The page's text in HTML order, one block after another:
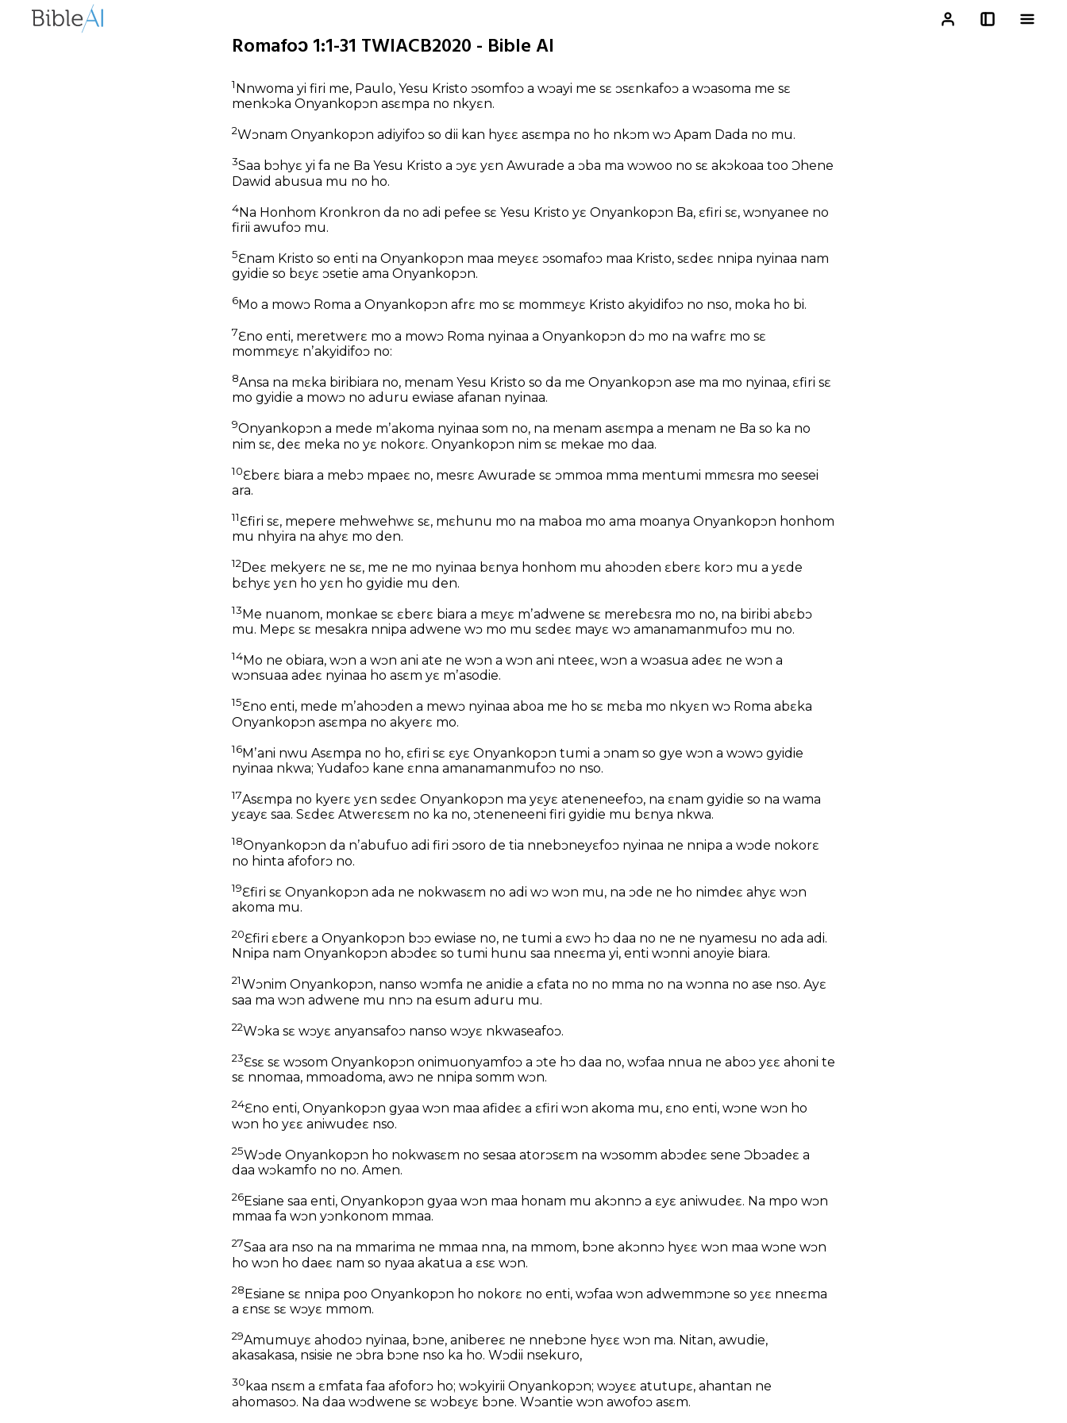
Romafoɔ 1:1-31 TWIACB2020 - Bible AI
1Nnwoma yi firi me, Paulo, Yesu Kristo ɔsomfoɔ a wɔayi me sɛ ɔsɛnkafoɔ a wɔasoma me sɛ
menkɔka Onyankopɔn asɛmpa no nkyɛn.
2Wɔnam Onyankopɔn adiyifoɔ so dii kan hyɛɛ asɛmpa no ho nkɔm wɔ Apam Dada no mu.
3Saa bɔhyɛ yi fa ne Ba Yesu Kristo a ɔyɛ yɛn Awurade a ɔba ma wɔwoo no sɛ akɔkoaa too Ɔhene
Dawid abusua mu no ho.
4Na Honhom Kronkron da no adi pefee sɛ Yesu Kristo yɛ Onyankopɔn Ba, ɛfiri sɛ, wɔnyanee no
firii awufoɔ mu.
5Ɛnam Kristo so enti na Onyankopɔn maa meyɛɛ ɔsomafoɔ maa Kristo, sɛdeɛ nnipa nyinaa nam
gyidie so bɛyɛ ɔsetie ama Onyankopɔn.
6Mo a mowɔ Roma a Onyankopɔn afrɛ mo sɛ mommɛyɛ Kristo akyidifoɔ no nso, moka ho bi.
7Ɛno enti, meretwerɛ mo a mowɔ Roma nyinaa a Onyankopɔn dɔ mo na wafrɛ mo sɛ
mommɛyɛ nʼakyidifoɔ no:
8Ansa na mɛka biribiara no, menam Yesu Kristo so da me Onyankopɔn ase ma mo nyinaa, ɛfiri sɛ
mo gyidie a mowɔ no aduru ewiase afanan nyinaa.
9Onyankopɔn a mede mʼakoma nyinaa som no, na menam asɛmpa a menam ne Ba so ka no
nim sɛ, deɛ meka no yɛ nokorɛ. Onyankopɔn nim sɛ mekae mo daa.
10Ɛberɛ biara a mebɔ mpaeɛ no, mesrɛ Awurade sɛ ɔmmoa mma mentumi mmɛsra mo seesei
ara.
11Ɛfiri sɛ, mepere mehwehwɛ sɛ, mɛhunu mo na maboa mo ama moanya Onyankopɔn honhom
mu nhyira na ahyɛ mo den.
12Deɛ mekyerɛ ne sɛ, me ne mo nyinaa bɛnya honhom mu ahoɔden ɛberɛ korɔ mu a yɛde
bɛhyɛ yɛn ho yɛn ho gyidie mu den.
13Me nuanom, monkae sɛ ɛberɛ biara a mɛyɛ mʼadwene sɛ merebɛsra mo no, na biribi abɛbɔ
mu. Mepɛ sɛ mesakra nnipa adwene wɔ mo mu sɛdeɛ mayɛ wɔ amanamanmufoɔ mu no.
14Mo ne obiara, wɔn a wɔn ani ate ne wɔn a wɔn ani nteeɛ, wɔn a wɔasua adeɛ ne wɔn a
wɔnsuaa adeɛ nyinaa ho asɛm yɛ mʼasodie.
15Ɛno enti, mede mʼahoɔden a mewɔ nyinaa aboa me ho sɛ mɛba mo nkyɛn wɔ Roma abɛka
Onyankopɔn asɛmpa no akyerɛ mo.
16Mʼani nwu Asɛmpa no ho, ɛfiri sɛ ɛyɛ Onyankopɔn tumi a ɔnam so gye wɔn a wɔwɔ gyidie
nyinaa nkwa; Yudafoɔ kane ɛnna amanamanmufoɔ no nso.
17Asɛmpa no kyerɛ yɛn sɛdeɛ Onyankopɔn ma yɛyɛ ateneneefoɔ, na ɛnam gyidie so na wama
yɛayɛ saa. Sɛdeɛ Atwerɛsɛm no ka no, ɔteneneeni firi gyidie mu bɛnya nkwa.
18Onyankopɔn da nʼabufuo adi firi ɔsoro de tia nnebɔneyɛfoɔ nyinaa ne nnipa a wɔde nokorɛ
no hinta afoforɔ no.
19Ɛfiri sɛ Onyankopɔn ada ne nokwasɛm no adi wɔ wɔn mu, na ɔde ne ho nimdeɛ ahyɛ wɔn
akoma mu.
20Ɛfiri ɛberɛ a Onyankopɔn bɔɔ ewiase no, ne tumi a ɛwɔ hɔ daa no ne ne nyamesu no ada adi.
Nnipa nam Onyankopɔn abɔdeɛ so tumi hunu saa nneɛma yi, enti wɔnni anoyie biara.
21Wɔnim Onyankopɔn, nanso wɔmfa ne anidie a ɛfata no no mma no na wɔnna no ase nso. Ayɛ
saa ma wɔn adwene mu nnɔ na esum aduru mu.
22Wɔka sɛ wɔyɛ anyansafoɔ nanso wɔyɛ nkwaseafoɔ.
23Ɛsɛ sɛ wɔsom Onyankopɔn onimuonyamfoɔ a ɔte hɔ daa no, wɔfaa nnua ne aboɔ yɛɛ ahoni te
sɛ nnomaa, mmoadoma, awɔ ne nnipa somm wɔn.
24Ɛno enti, Onyankopɔn gyaa wɔn maa afideɛ a ɛfiri wɔn akoma mu, ɛno enti, wɔne wɔn ho
wɔn ho yɛɛ aniwudeɛ nso.
25Wɔde Onyankopɔn ho nokwasɛm no sesaa atorɔsɛm na wɔsomm abɔdeɛ sene Ɔbɔadeɛ a
daa wɔkamfo no no. Amen.
26Esiane saa enti, Onyankopɔn gyaa wɔn maa honam mu akɔnnɔ a ɛyɛ aniwudeɛ. Na mpo wɔn
mmaa fa wɔn yɔnkonom mmaa.
27Saa ara nso na na mmarima ne mmaa nna, na mmom, bɔne akɔnnɔ hyɛɛ wɔn maa wɔne wɔn
ho wɔn ho daeɛ nam so nyaa akatua a ɛsɛ wɔn.
28Esiane sɛ nnipa poo Onyankopɔn ho nokorɛ no enti, wɔfaa wɔn adwemmɔne so yɛɛ nneɛma
a ɛnsɛ sɛ wɔyɛ mmom.
29Amumuyɛ ahodoɔ nyinaa, bɔne, anibereɛ ne nnebɔne hyɛɛ wɔn ma. Nitan, awudie,
akasakasa, nsisie ne ɔbra bɔne nso ka ho. Wɔdii nsekuro,
30 kaa nsɛm a ɛmfata faa afoforɔ ho; wɔkyirii Onyankopɔn; wɔyɛɛ atutupɛ, ahantan ne
ahomasoɔ. Na daa wɔdwene sɛ wɔbɛyɛ bɔne. Wɔantie wɔn awofoɔ asɛm.